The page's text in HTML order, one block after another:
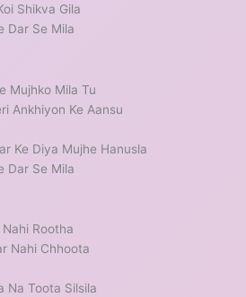
Shikva Gila
Dar Se Mila
Mujhko Mila Tu
Ankhiyon Ke Aansu
Ke Diya Mujhe Hanusla
Dar Se Mila
Rootha
Nahi Chhoota
Na Toota Silsila